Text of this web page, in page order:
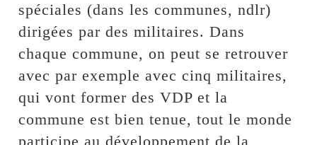
spéciales (dans les communes, ndlr)
dirigées par des militaires. Dans
chaque commune, on peut se retrouver
avec par exemple avec cinq militaires,
qui vont former des VDP et la
commune est bien tenue, tout le monde
participe au développement de la